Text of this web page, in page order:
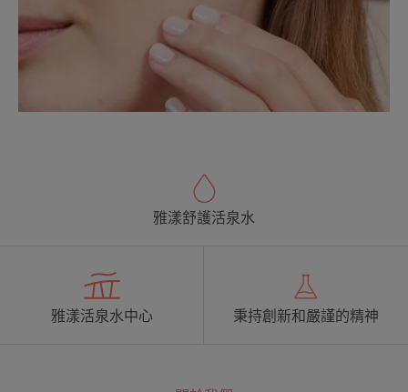
雅漾舒護活泉水
雅漾活泉水中心 秉持創新和嚴謹的精神